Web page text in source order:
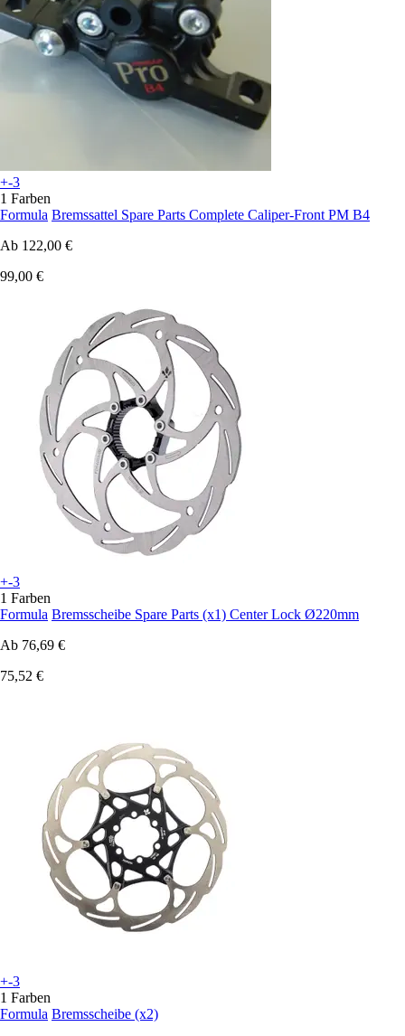
+-3
1 Farben
Formula Bremssattel Spare Parts Complete Caliper-Front PM B4
Ab 122,00 €
99,00 €
+-3
1 Farben
Formula Bremsscheibe Spare Parts (x1) Center Lock Ø220mm
Ab 76,69 €
75,52 €
+-3
1 Farben
Formula Bremsscheibe (x2)